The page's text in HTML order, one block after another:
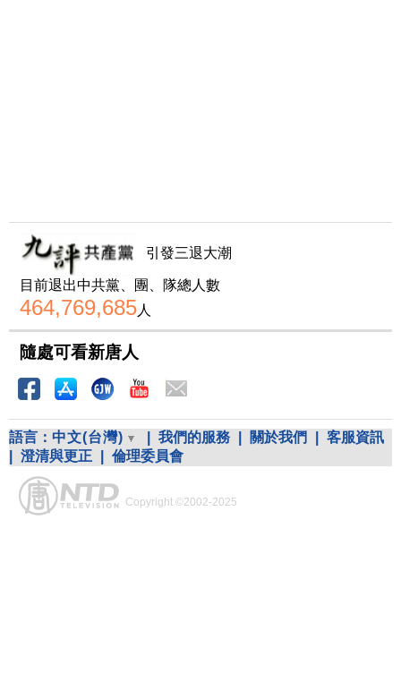
引發三退大潮
目前退出中共黨、團、隊總人數
464,769,685人
隨處可看新唐人
語言： 中文(台灣) 我們的服務 關於我們
客服資訊
澄清與更正 倫理委員會
Copyright ©2002-2025